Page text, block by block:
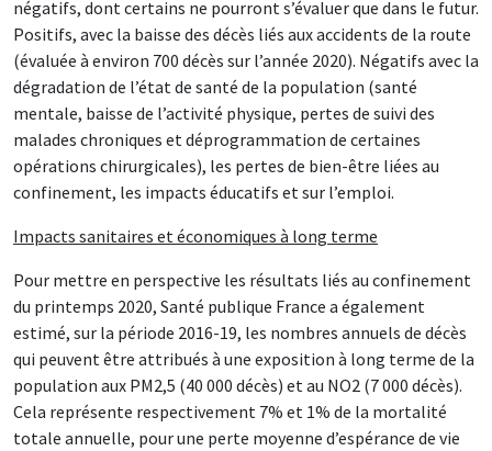
négatifs, dont certains ne pourront s’évaluer que dans le futur.
Positifs, avec la baisse des décès liés aux accidents de la route
(évaluée à environ 700 décès sur l’année 2020). Négatifs avec la
dégradation de l’état de santé de la population (santé
mentale, baisse de l’activité physique, pertes de suivi des
malades chroniques et déprogrammation de certaines
opérations chirurgicales), les pertes de bien-être liées au
confinement, les impacts éducatifs et sur l’emploi.
Impacts sanitaires et économiques à long terme
Pour mettre en perspective les résultats liés au confinement
du printemps 2020, Santé publique France a également
estimé, sur la période 2016-19, les nombres annuels de décès
qui peuvent être attribués à une exposition à long terme de la
population aux PM2,5 (40 000 décès) et au NO2 (7 000 décès).
Cela représente respectivement 7% et 1% de la mortalité
totale annuelle, pour une perte moyenne d’espérance de vie